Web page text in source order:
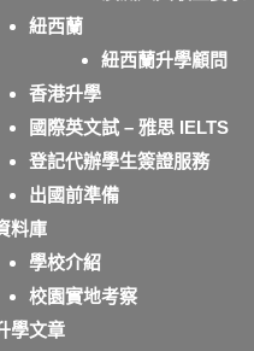
紐西蘭
紐西蘭升學顧問
香港升學
國際英文試 – 雅思 IELTS
登記代辦學生簽證服務
出國前準備
料庫
學校介紹
校園實地考察
學文章